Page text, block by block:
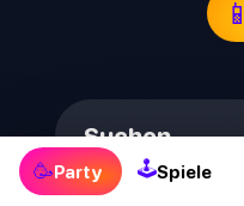
🥳Party 🕹Spiele
📱
Suchen